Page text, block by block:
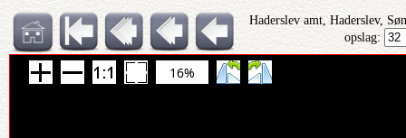
Haderslev amt, Haderslev,
opslag:
16%